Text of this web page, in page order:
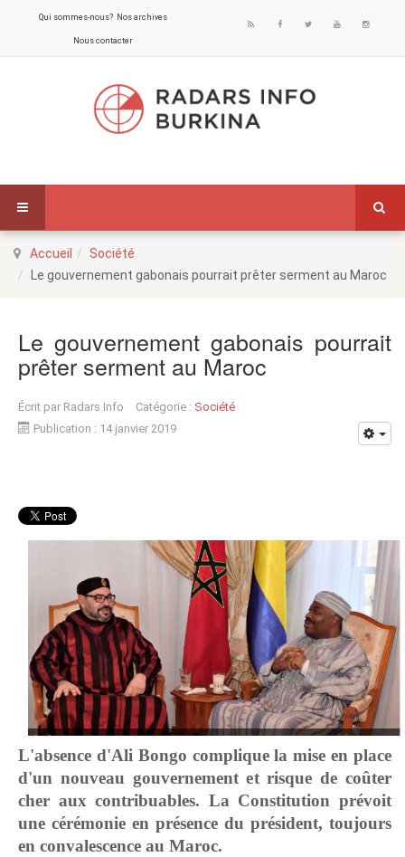
Qui sommes-nous? Nos archives
Nous contacter
Accueil
Société
Le gouvernement gabonais pourrait prêter serment au Maroc
Le gouvernement gabonais pourrait
prêter serment au Maroc
Écrit par Radars Info Catégorie : Société
Publication : 14 janvier 2019
L'absence d'Ali Bongo complique la mise en place
d'un nouveau gouvernement et risque de coûter
cher aux contribuables. La Constitution prévoit
une cérémonie en présence du président, toujours
en convalescence au Maroc.